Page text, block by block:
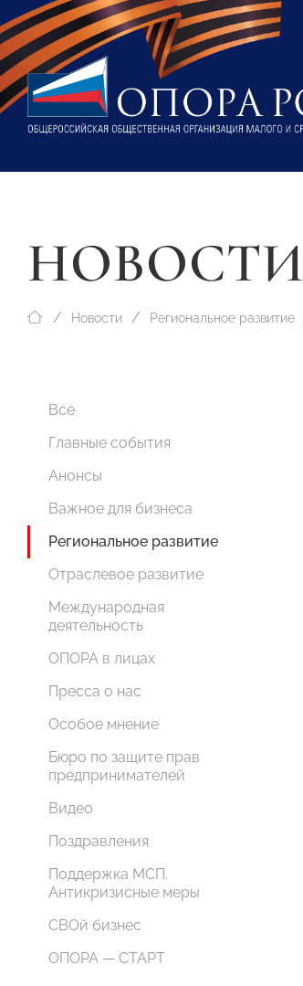
НОВОСТИ
Новости Региональное развитие
Все
Главные события
Анонсы
Важное для бизнеса
Региональное развитие
Отраслевое развитие
Международная
деятельность
ОПОРА в лицах
Пресса о нас
Особое мнение
Бюро по защите прав
предпринимателей
Видео
Поздравления
Поддержка МСП.
Антикризисные меры
СВОй бизнес
ОПОРА — СТАРТ